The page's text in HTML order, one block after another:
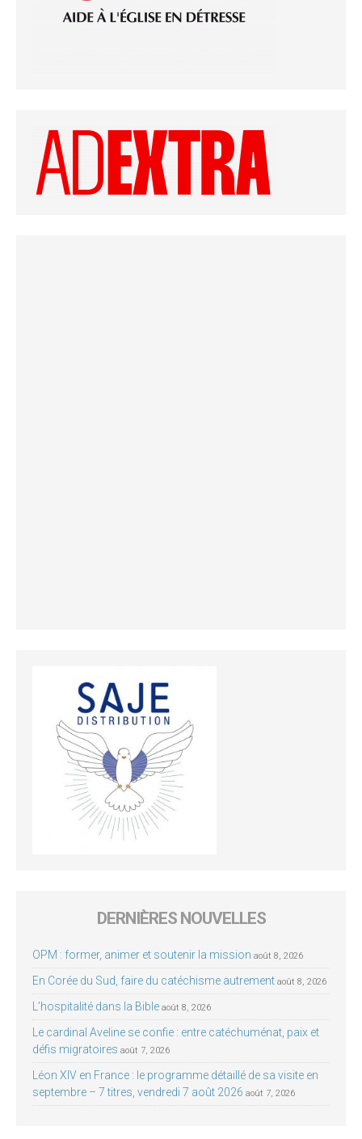
DERNIÈRES NOUVELLES
OPM : former, animer et soutenir la mission août 8, 2026
En Corée du Sud, faire du catéchisme autrement août 8, 2026
L’hospitalité dans la Bible août 8, 2026
Le cardinal Aveline se confie : entre catéchuménat, paix et
défis migratoires août 7, 2026
Léon XIV en France : le programme détaillé de sa visite en
septembre – 7 titres, vendredi 7 août 2026 août 7, 2026